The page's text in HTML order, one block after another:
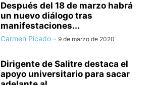
Después del 18 de marzo habrá
un nuevo diálogo tras
manifestaciones...
Carmen Picado - 9 de marzo de 2020
Dirigente de Salitre destaca el
apoyo universitario para sacar